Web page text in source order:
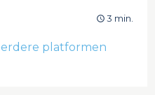
3 min.
platformen